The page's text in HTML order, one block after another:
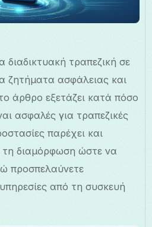
τραπεζική σε
ζητήματα ασφάλειας και
άρθρο εξετάζει κατά πόσο
ασφαλές για τραπεζικές
παρέχει και
τη διαμόρφωση ώστε να
προσπελαύνετε
από τη συσκευή